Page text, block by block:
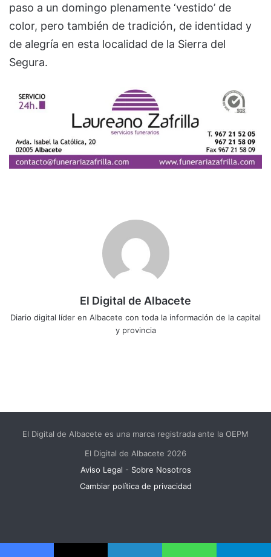
paso a un domingo plenamente ‘vestido’ de
color, pero también de tradición, de identidad y
de alegría en esta localidad de la Sierra del
Segura.
El Digital de Albacete
Diario digital líder en Albacete con toda la información de la capital
y provincia
El Digital de Albacete es una marca registrada ante la OEPM
El Digital de Albacete 2026
Aviso Legal - Sobre Nosotros
Cambiar política de privacidad